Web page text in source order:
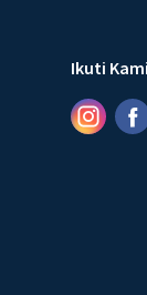
Ikuti Kami